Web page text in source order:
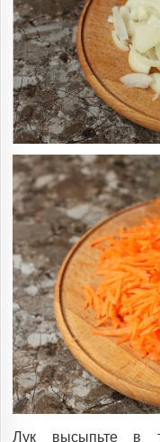
Лук высыпьте в